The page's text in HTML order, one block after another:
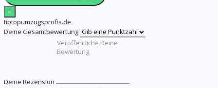
×
tiptopumzugsprofis.de
Deine Gesamtbewertung
Deine Rezension